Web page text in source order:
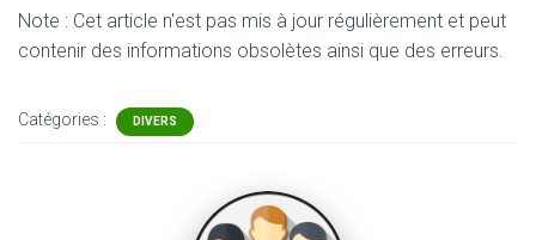
Note : Cet article n'est pas mis à jour régulièrement et peut
contenir des informations obsolètes ainsi que des erreurs.
Catégories : DIVERS